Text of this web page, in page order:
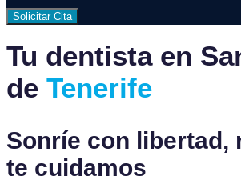
Solicitar Cita
Tu dentista en
de Tenerife
Sonríe con libertad,
te cuidamos